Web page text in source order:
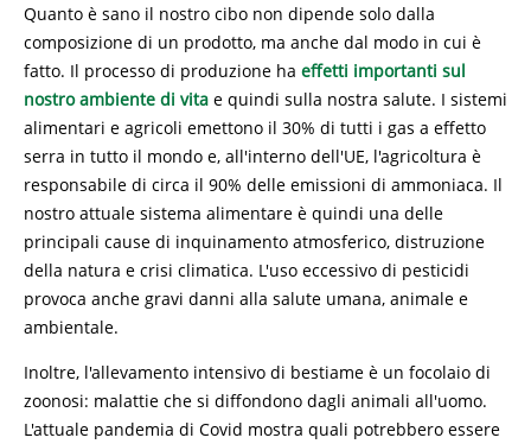
Quanto è sano il nostro cibo non dipende solo dalla
composizione di un prodotto, ma anche dal modo in cui è
fatto. Il processo di produzione ha effetti importanti sul
nostro ambiente di vita e quindi sulla nostra salute. I sistemi
alimentari e agricoli emettono il 30% di tutti i gas a effetto
serra in tutto il mondo e, all'interno dell'UE, l'agricoltura è
responsabile di circa il 90% delle emissioni di ammoniaca. Il
nostro attuale sistema alimentare è quindi una delle
principali cause di inquinamento atmosferico, distruzione
della natura e crisi climatica. L'uso eccessivo di pesticidi
provoca anche gravi danni alla salute umana, animale e
ambientale.
Inoltre, l'allevamento intensivo di bestiame è un focolaio di
zoonosi: malattie che si diffondono dagli animali all'uomo.
L'attuale pandemia di Covid mostra quali potrebbero essere